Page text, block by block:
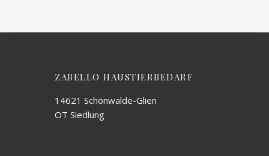
ZABELLO HAUSTIERBEDARF
14621 Schönwalde-Glien
OT Siedlung